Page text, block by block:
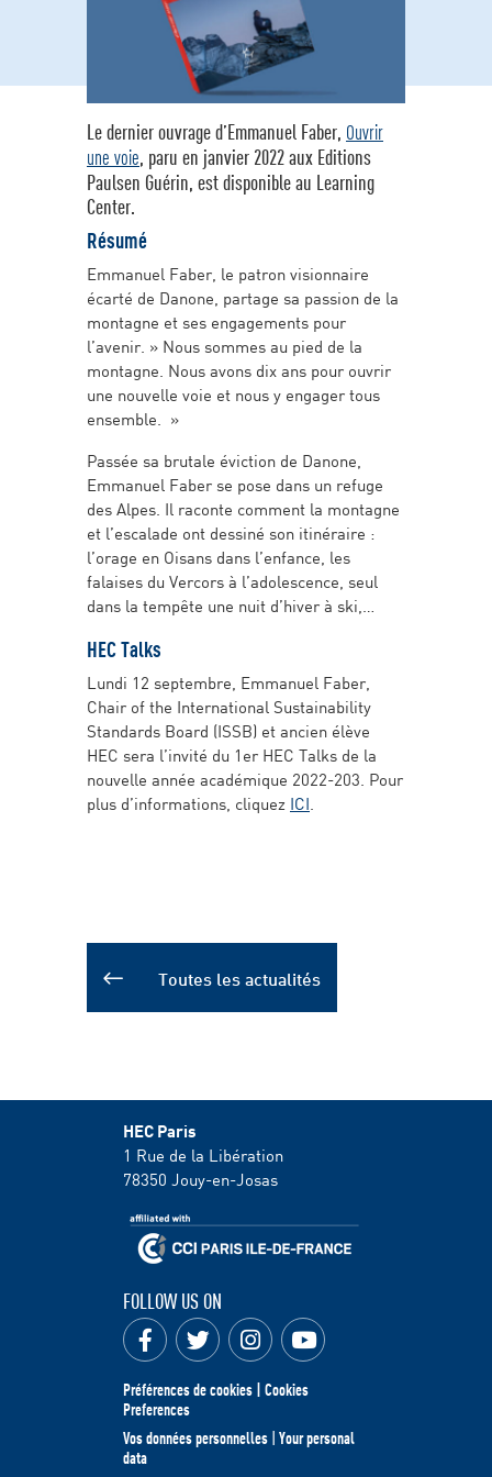
Le dernier ouvrage d’Emmanuel Faber, Ouvrir
une voie, paru en janvier 2022 aux Editions
Paulsen Guérin, est disponible au Learning
Center.
Résumé
Emmanuel Faber, le patron visionnaire
écarté de Danone, partage sa passion de la
montagne et ses engagements pour
l’avenir. » Nous sommes au pied de la
montagne. Nous avons dix ans pour ouvrir
une nouvelle voie et nous y engager tous
ensemble. »
Passée sa brutale éviction de Danone,
Emmanuel Faber se pose dans un refuge
des Alpes. Il raconte comment la montagne
et l’escalade ont dessiné son itinéraire :
l’orage en Oisans dans l’enfance, les
falaises du Vercors à l’adolescence, seul
dans la tempête une nuit d’hiver à ski,
HEC Talks
Lundi 12 septembre, Emmanuel Faber,
Chair of the International Sustainability
Standards Board (ISSB) et ancien élève
HEC sera l’invité du 1er HEC Talks de la
nouvelle année académique 2022-203. Pour
plus d’informations, cliquez ICI.
Toutes les actualités
HEC Paris
1 Rue de la Libération
78350 Jouy-en-Josas
FOLLOW US ON
Préférences de cookies | Cookies
Preferences
Vos données personnelles | Your personal
data